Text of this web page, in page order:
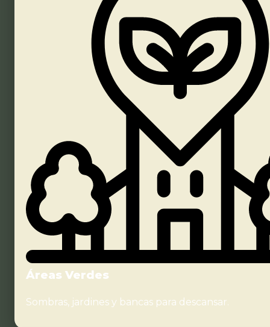
Áreas Verdes
Sombras, jardines y bancas para descansar.